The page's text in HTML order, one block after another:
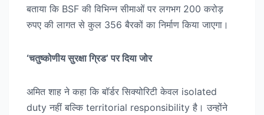
बताया कि BSF की विभिन्न सीमाओं पर लगभग 200 करोड़
रुपए की लागत से कुल 356 बैरकों का निर्माण किया जाएगा।
‘चतुष्कोणीय सुरक्षा ग्रिड’ पर दिया जोर
अमित शाह ने कहा कि बॉर्डर सिक्योरिटी केवल isolated
duty नहीं बल्कि territorial responsibility है। उन्होंने